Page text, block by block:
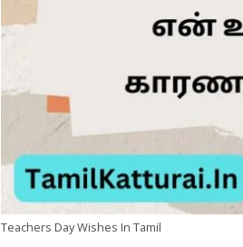
Teachers Day Wishes In Tamil